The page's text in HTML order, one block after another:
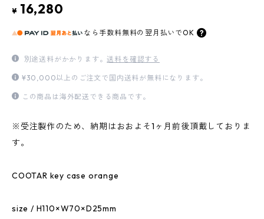
¥ 16,280
なら 手数料無料の 翌月払いでOK
別途送料がかかります。送料を確認する
¥30,000以上のご注文で国内送料が無料になります。
この商品は海外配送できる商品です。
※受注製作のため、納期はおおよそ1ヶ月前後頂戴しておりま
す。
COOTAR key case orange
size / H110×W70×D25mm